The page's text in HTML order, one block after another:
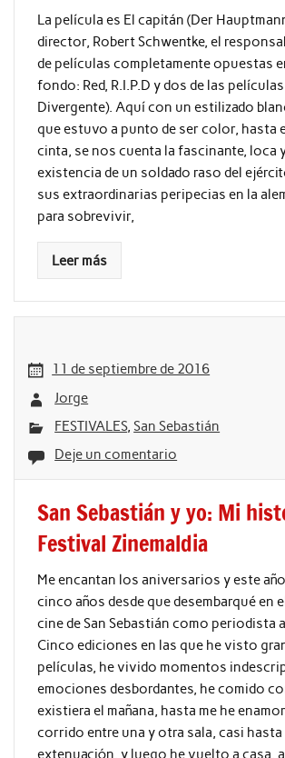
La película es El capitán (Der
director, Robert Schwentke, el
de películas completamente opuestas
fondo: Red, R.I.P.D y dos de las
Divergente). Aquí con un estilizado
que estuvo a punto de ser color, hasta
cinta, se nos cuenta la fascinante, loca
existencia de un soldado raso del
sus extraordinarias peripecias en la
para sobrevivir,
Leer más
11 de septiembre de 2016
Jorge
FESTIVALES,San Sebastián
Deje un comentario
San Sebastián y yo: Mi
Festival Zinemaldia
Me encantan los aniversarios y este
cinco años desde que desembarqué en
cine de San Sebastián como periodista
Cinco ediciones en las que he visto
películas, he vivido momentos
emociones desbordantes, he comido
existiera el mañana, hasta me he
corrido entre una y otra sala, casi hasta
extenuación, y luego he vuelto a casa,